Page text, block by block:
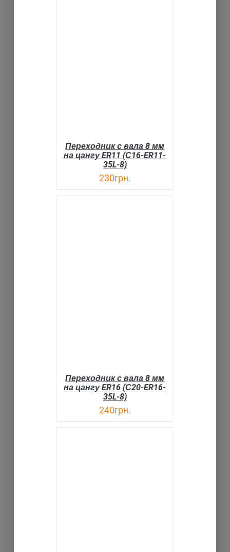
Переходник с вала 8 мм
на цангу ER11 (С16-ER11-
35L-8)
230грн.
Переходник с вала 8 мм
на цангу ER16 (С20-ER16-
35L-8)
240грн.